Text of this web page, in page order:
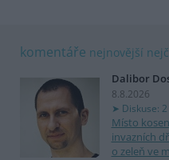
komentáře nejnovější
Dalibor
8.8.2026
Diskuse: 2
Místo
invazních
o zeleň ve